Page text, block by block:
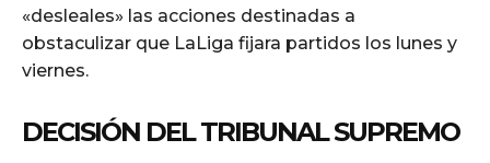
«desleales» las acciones destinadas a
obstaculizar que LaLiga fijara partidos los lunes y
viernes.
DECISIÓN DEL TRIBUNAL SUPREMO